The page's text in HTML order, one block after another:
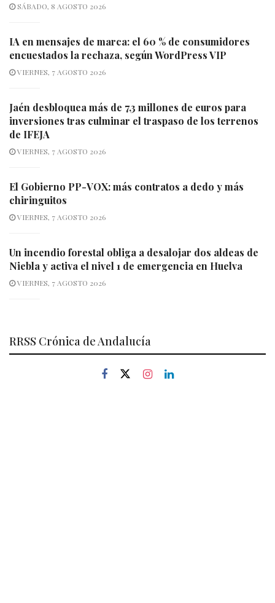
SÁBADO, 8 AGOSTO 2026
IA en mensajes de marca: el 60 % de consumidores
encuestados la rechaza, según WordPress VIP
VIERNES, 7 AGOSTO 2026
Jaén desbloquea más de 7,3 millones de euros para
inversiones tras culminar el traspaso de los terrenos
de IFEJA
VIERNES, 7 AGOSTO 2026
El Gobierno PP-VOX: más contratos a dedo y más
chiringuitos
VIERNES, 7 AGOSTO 2026
Un incendio forestal obliga a desalojar dos aldeas de
Niebla y activa el nivel 1 de emergencia en Huelva
VIERNES, 7 AGOSTO 2026
RRSS Crónica de Andalucía